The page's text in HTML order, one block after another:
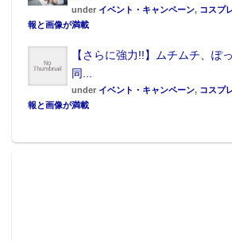
under イベント・キャンペーン, コスプ
報と画像が満載
【さらに強力!!】ムチムチ、ぽ
同...
under イベント・キャンペーン, コスプ
報と画像が満載